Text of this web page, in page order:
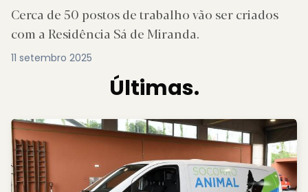
Cerca de 50 postos de trabalho vão ser criados
com a Residência Sá de Miranda.
11 setembro 2025
Últimas.